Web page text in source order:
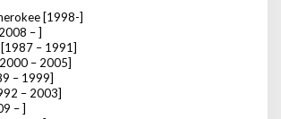
[1998-]
– ]
– 1991]
– 2005]
– 1999]
– 2003]
– ]